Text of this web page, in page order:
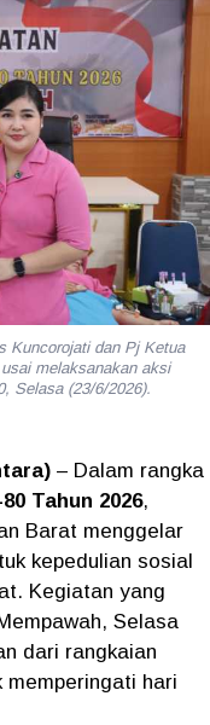
Kuncorojati dan Pj Ketua
melaksanakan aksi
Selasa (23/6/2026).
– Dalam rangka
Tahun 2026,
Barat menggelar
kepedulian sosial
Kegiatan yang
Selasa
dari rangkaian
memperingati hari